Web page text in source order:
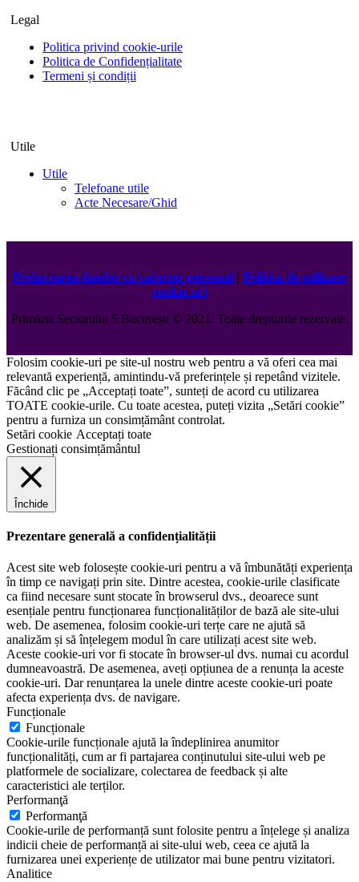
Legal
Politica privind cookie-urile
Politica de Confidențialitate
Termeni și condiții
Utile
Utile
Telefoane utile
Acte Necesare/Ghid
Prelucrarea datelor cu caracter personal | Politica de utilizare
cookie-uri
Primăria Sectorului 5 București ©️2021. Toate drepturile rezervate.
Folosim cookie-uri pe site-ul nostru web pentru a vă oferi cea mai
relevantă experiență, amintindu-vă preferințele și repetând vizitele.
Făcând clic pe „Acceptați toate”, sunteți de acord cu utilizarea
TOATE cookie-urile. Cu toate acestea, puteți vizita „Setări cookie”
pentru a furniza un consimțământ controlat.
Setări cookie Acceptați toate
Gestionați consimțământul
Închide
Prezentare generală a confidențialității
Acest site web folosește cookie-uri pentru a vă îmbunătăți experiența
în timp ce navigați prin site. Dintre acestea, cookie-urile clasificate
ca fiind necesare sunt stocate în browserul dvs., deoarece sunt
esențiale pentru funcționarea funcționalităților de bază ale site-ului
web. De asemenea, folosim cookie-uri terțe care ne ajută să
analizăm și să înțelegem modul în care utilizați acest site web.
Aceste cookie-uri vor fi stocate în browser-ul dvs. numai cu acordul
dumneavoastră. De asemenea, aveți opțiunea de a renunța la aceste
cookie-uri. Dar renunțarea la unele dintre aceste cookie-uri poate
afecta experiența dvs. de navigare.
Funcționale
Funcționale
Cookie-urile funcționale ajută la îndeplinirea anumitor
funcționalități, cum ar fi partajarea conținutului site-ului web pe
platformele de socializare, colectarea de feedback și alte
caracteristici ale terților.
Performanţă
Performanţă
Cookie-urile de performanță sunt folosite pentru a înțelege și analiza
indicii cheie de performanță ai site-ului web, ceea ce ajută la
furnizarea unei experiențe de utilizator mai bune pentru vizitatori.
Analitice